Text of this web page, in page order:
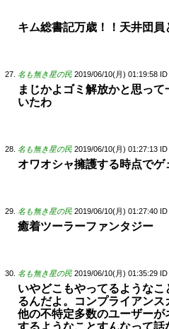
キム総書記万歳！！天井団員
名も無き星の民 2019/06/10(月) 01:19:58
まじかよゴミ解放かと思っ
いたわ
名も無き星の民 2019/06/10(月) 01:27:13
オワオシャ擁護する時点でゲ
名も無き星の民 2019/06/10(月) 01:27:40
癒着ツーラーファンタジー
名も無き星の民 2019/06/10(月) 01:35:29
いやどこもやってるような
るんだよ。コンプライアン
他の不特定多数のユーザーが
するようなことすんなって話